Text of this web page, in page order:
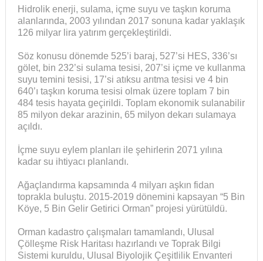
Hidrolik enerji, sulama, içme suyu ve taşkın koruma
alanlarında, 2003 yılından 2017 sonuna kadar yaklaşık
126 milyar lira yatırım gerçekleştirildi.
Söz konusu dönemde 525’i baraj, 527’si HES, 336’sı
gölet, bin 232’si sulama tesisi, 207’si içme ve kullanma
suyu temini tesisi, 17’si atıksu arıtma tesisi ve 4 bin
640’ı taşkın koruma tesisi olmak üzere toplam 7 bin
484 tesis hayata geçirildi. Toplam ekonomik sulanabilir
85 milyon dekar arazinin, 65 milyon dekarı sulamaya
açıldı.
İçme suyu eylem planları ile şehirlerin 2071 yılına
kadar su ihtiyacı planlandı.
Ağaçlandırma kapsamında 4 milyarı aşkın fidan
toprakla buluştu. 2015-2019 dönemini kapsayan “5 Bin
Köye, 5 Bin Gelir Getirici Orman” projesi yürütüldü.
Orman kadastro çalışmaları tamamlandı, Ulusal
Çölleşme Risk Haritası hazırlandı ve Toprak Bilgi
Sistemi kuruldu, Ulusal Biyolojik Çeşitlilik Envanteri